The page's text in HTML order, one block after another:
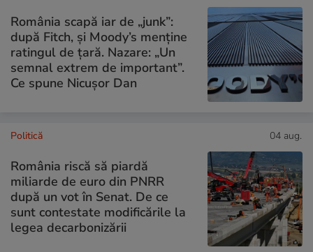
România scapă iar de „junk”:
după Fitch, și Moody’s menține
ratingul de țară. Nazare: „Un
semnal extrem de important”.
Ce spune Nicușor Dan
Politică 04 aug.
România riscă să piardă
miliarde de euro din PNRR
după un vot în Senat. De ce
sunt contestate modificările la
legea decarbonizării